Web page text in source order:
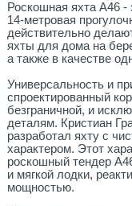
Роскошная яхта A46 -
14-метровая
действительно
яхты для дома на
а также в качестве
Универсальность и
спроектированный
безграничной, и
деталям. Кристиан
разработал яхту с
характером. Этот
роскошный тендер
и мягкой лодки,
мощностью.